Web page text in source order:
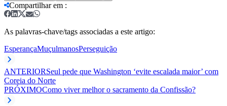
Compartilhar em :
As palavras-chave/tags associadas a este artigo:
EsperançaMuçulmanosPerseguição
ANTERIORSeul pede que Washington ‘evite escalada maior’ com
Coreia do Norte
PRÓXIMOComo viver melhor o sacramento da Confissão?